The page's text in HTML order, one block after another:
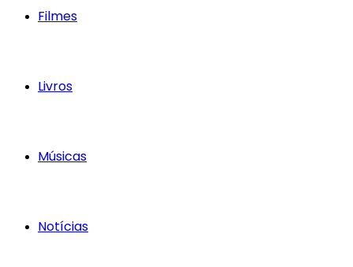
Filmes
Livros
Músicas
Notícias